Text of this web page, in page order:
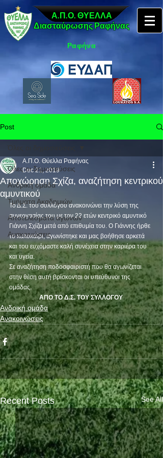
Α.Π.Ο. ΘΥΕΛΛΑ
Διασταύρωσης Ραφήνας
Ραφήνα
Post
Όλες οι δημοσιεύσεις
Ανδρική ομάδα
Τμήματα Ακαδημιών
Αποτελέσματα αγώνων
Ανακοινώσεις
Όλες οι δημοσιεύσεις
Αποχώρηση Σχίζα, αναζήτηση κεντρικού
αμυντικού
Α.Π.Ο. Θύελλα Ραφήνας
Dec 21, 2019
Το Δ.Σ. του συλλόγου ανακοινώνει την λύση της
συνεργασίας του με τον 22 ετών κεντρικό αμυντικό
Γιάννη Σχίζα μετά από επιθυμία του. Ο Γιάννης ήρθε
το καλοκαίρι, αγωνίστηκε και μας βοήθησε αρκετά
και του ευχόμαστε καλή συνέχεια στην καριέρα του
και υγεία.
Σε αναζήτηση ποδοσφαιριστή που θα αγωνίζεται
στην θέση αυτή βρίσκονται οι υπεύθυνοι της
ομάδας.
ΑΠΟ ΤΟ Δ.Σ. ΤΟΥ ΣΥΛΛΟΓΟΥ
Ανδρική ομάδα
Ανακοινώσεις
Recent Posts See All